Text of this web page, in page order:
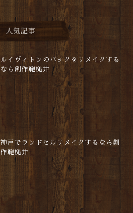
人気記事
ルイヴィトンのバックをリメイクする
なら創作鞄槌井
神戸でランドセルリメイクするなら創
作鞄槌井